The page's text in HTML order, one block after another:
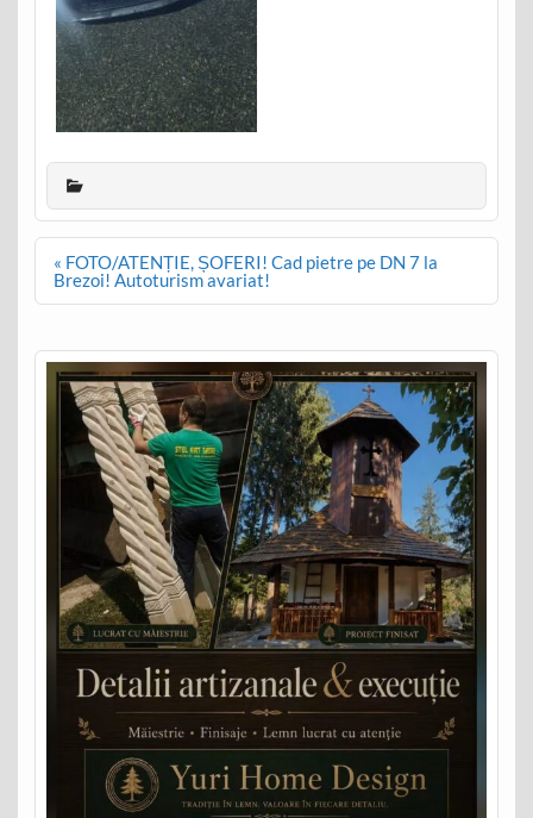
Post
navigation
« FOTO/ATENȚIE, ȘOFERI! Cad pietre pe DN 7 la
Brezoi! Autoturism avariat!